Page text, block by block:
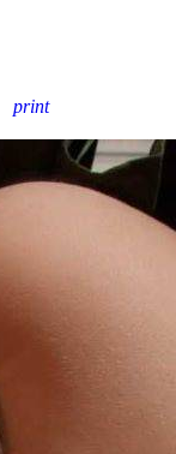
print